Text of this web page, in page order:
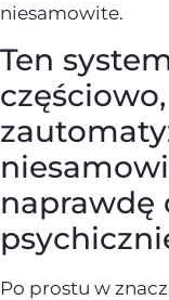
niesamowite.
Ten
naprawdę
Po prostu w